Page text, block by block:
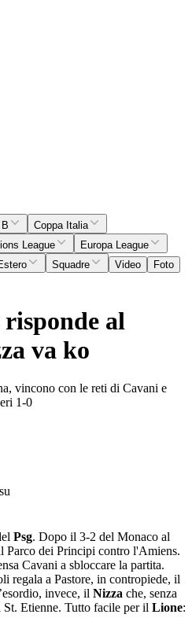
Coppa Italia
League
Europa League
Squadre Video
Foto
al
va ko
vincono con le reti di Cavani e
1-0
Psg. Dopo il 3-2 del Monaco al
Parco dei Principi contro l'Amiens.
Cavani a sbloccare la partita.
regala a Pastore, in contropiede, il
invece, il Nizza che, senza
Etienne. Tutto facile per il Lione: